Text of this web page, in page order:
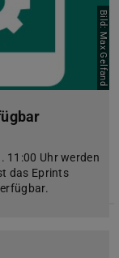
Bild: Max Gelfand
11:00 Uhr werden
das Eprints